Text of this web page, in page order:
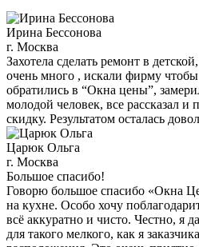
Ирина Бессонова
г. Москва
Захотела сделать ремонт в
очень много , искали фирму
обратились в “Окна цены”,
молодой человек, все рассказал
скидку. Результатом осталась
Царюк Ольга
г. Москва
Большое спасибо!
Говорю большое спасибо «Окна
на кухне. Особо хочу
всё аккуратно и чисто. Честно, я
для такого мелкого, как я